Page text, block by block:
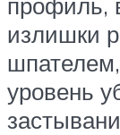
излишки
уровень